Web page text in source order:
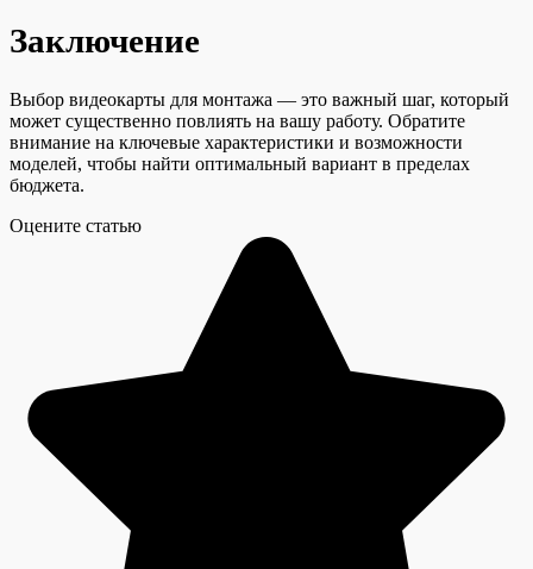
Заключение
Выбор видеокарты для монтажа — это важный шаг, который
может существенно повлиять на вашу работу. Обратите
внимание на ключевые характеристики и возможности
моделей, чтобы найти оптимальный вариант в пределах
бюджета.
Оцените статью